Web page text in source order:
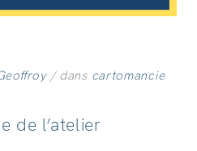
dans cartomancie
de l’atelier